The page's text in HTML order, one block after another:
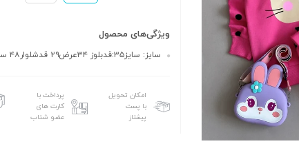
ویژگی‌های محصول
سایز: سایز۳۵:قدبلوز ۳۴عرض۲۹ قدشلوار۴۸ سایز۴۰:قدتیشرت۴۰ عرض ۳۱قدشلوار۵۳
امکان تحویل
با پست
پیشتاز
پرداخت با
کارت های
عضو شتاب